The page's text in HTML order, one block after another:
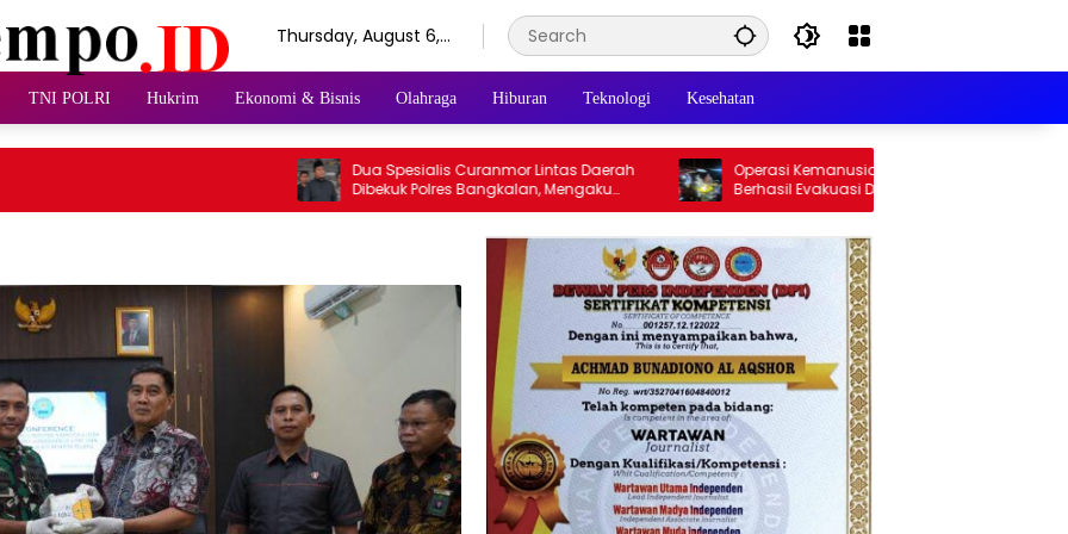
Thursday, August 6,
TNI POLRI Hukrim Ekonomi & Bisnis Olahraga Hiburan Teknologi Kesehatan
Dua Spesialis Curanmor Lintas Daerah
Dibekuk Polres Bangkalan, Mengaku
Beraksi di 11 TKP
Operasi Kemanusiaan Polres Bondowoso
Berhasil Evakuasi Dua Jenazah di
Gunung Piramid